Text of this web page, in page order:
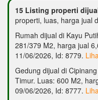
15 Listing properti
properti, luas, harga jual
Rumah dijual di Kayu
281/379 M2, harga jual
11/06/2026, Id: 8779.
Gedung dijual di
Timur. Luas: 600 M2,
09/06/2026, Id: 8777.